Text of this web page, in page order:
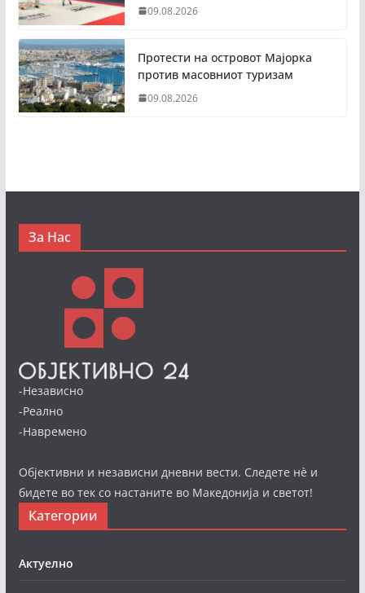
09.08.2026
Протести на островот Мајорка
против масовниот туризам
09.08.2026
За Нас
-Независно
-Реално
-Навремено
Објективни и независни дневни вести. Следете нè и
бидете во тек со настаните во Македонија и светот!
Категории
Актуелно